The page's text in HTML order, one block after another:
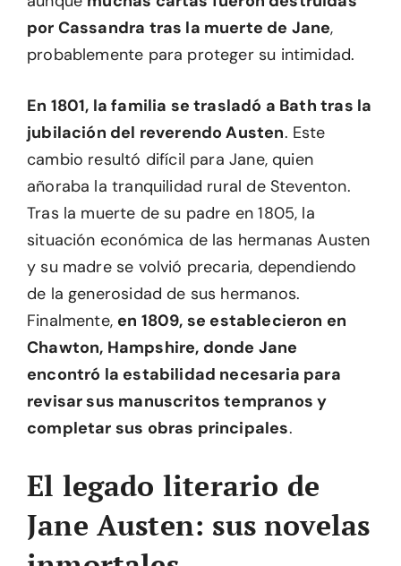
por Cassandra tras la muerte de Jane,
probablemente para proteger su intimidad.
En 1801, la familia se trasladó a Bath tras la
jubilación del reverendo Austen. Este
cambio resultó difícil para Jane, quien
añoraba la tranquilidad rural de Steventon.
Tras la muerte de su padre en 1805, la
situación económica de las hermanas Austen
y su madre se volvió precaria, dependiendo
de la generosidad de sus hermanos.
Finalmente, en 1809, se establecieron en
Chawton, Hampshire, donde Jane
encontró la estabilidad necesaria para
revisar sus manuscritos tempranos y
completar sus obras principales.
El legado literario de
Jane Austen: sus novelas